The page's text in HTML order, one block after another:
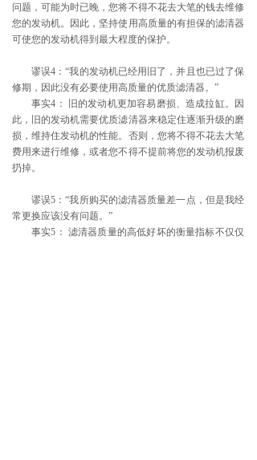
问题，可能为时已晚，您将不得不花去大笔的钱去维修
您的发动机。因此，坚持使用高质量的有担保的滤清器
可使您的发动机得到最大程度的保护。
谬误4：“我的发动机已经用旧了，并且也已过了保
修期，因此没有必要使用高质量的优质滤清器。”
事实4： 旧的发动机更加容易磨损、造成拉缸。因
此，旧的发动机需要优质滤清器来稳定住逐渐升级的磨
损，维持住发动机的性能。否则，您将不得不花去大笔
费用来进行维修，或者您不得不提前将您的发动机报废
扔掉。
谬误5：“我所购买的滤清器质量差一点，但是我经
常更换应该没有问题。”
事实5： 滤清器质量的高低好坏的衡量指标不仅仅